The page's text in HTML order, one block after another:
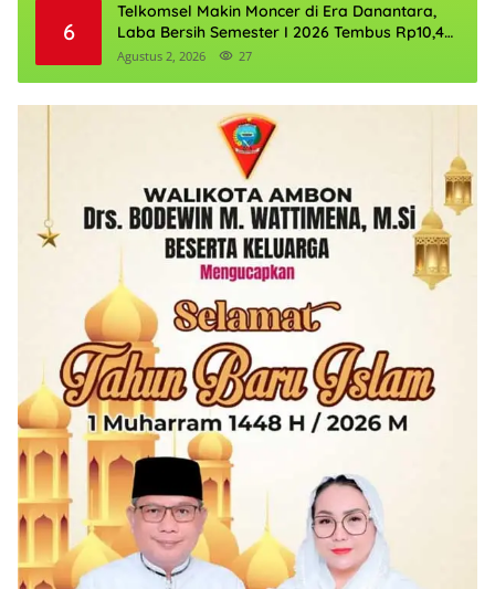
6
Telkomsel Makin Moncer di Era Danantara,
Laba Bersih Semester I 2026 Tembus Rp10,4
Triliun
Agustus 2, 2026 27